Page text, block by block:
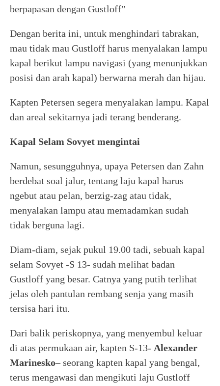
berpapasan dengan Gustloff”
Dengan berita ini, untuk menghindari tabrakan,
mau tidak mau Gustloff harus menyalakan lampu
kapal berikut lampu navigasi (yang menunjukkan
posisi dan arah kapal) berwarna merah dan hijau.
Kapten Petersen segera menyalakan lampu. Kapal
dan areal sekitarnya jadi terang benderang.
Kapal Selam Sovyet mengintai
Namun, sesungguhnya, upaya Petersen dan Zahn
berdebat soal jalur, tentang laju kapal harus
ngebut atau pelan, berzig-zag atau tidak,
menyalakan lampu atau memadamkan sudah
tidak berguna lagi.
Diam-diam, sejak pukul 19.00 tadi, sebuah kapal
selam Sovyet -S 13- sudah melihat badan
Gustloff yang besar. Catnya yang putih terlihat
jelas oleh pantulan rembang senja yang masih
tersisa hari itu.
Dari balik periskopnya, yang menyembul keluar
di atas permukaan air, kapten S-13- Alexander
Marinesko– seorang kapten kapal yang bengal,
terus mengawasi dan mengikuti laju Gustloff